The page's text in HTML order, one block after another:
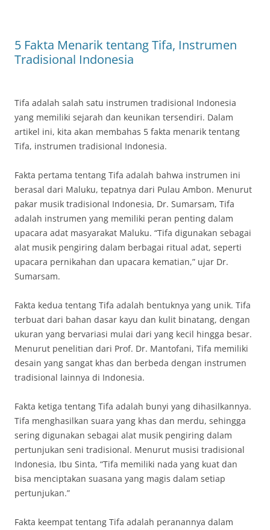
5 Fakta Menarik tentang Tifa, Instrumen
Tradisional Indonesia
Tifa adalah salah satu instrumen tradisional Indonesia
yang memiliki sejarah dan keunikan tersendiri. Dalam
artikel ini, kita akan membahas 5 fakta menarik tentang
Tifa, instrumen tradisional Indonesia.
Fakta pertama tentang Tifa adalah bahwa instrumen ini
berasal dari Maluku, tepatnya dari Pulau Ambon. Menurut
pakar musik tradisional Indonesia, Dr. Sumarsam, Tifa
adalah instrumen yang memiliki peran penting dalam
upacara adat masyarakat Maluku. “Tifa digunakan sebagai
alat musik pengiring dalam berbagai ritual adat, seperti
upacara pernikahan dan upacara kematian,” ujar Dr.
Sumarsam.
Fakta kedua tentang Tifa adalah bentuknya yang unik. Tifa
terbuat dari bahan dasar kayu dan kulit binatang, dengan
ukuran yang bervariasi mulai dari yang kecil hingga besar.
Menurut penelitian dari Prof. Dr. Mantofani, Tifa memiliki
desain yang sangat khas dan berbeda dengan instrumen
tradisional lainnya di Indonesia.
Fakta ketiga tentang Tifa adalah bunyi yang dihasilkannya.
Tifa menghasilkan suara yang khas dan merdu, sehingga
sering digunakan sebagai alat musik pengiring dalam
pertunjukan seni tradisional. Menurut musisi tradisional
Indonesia, Ibu Sinta, “Tifa memiliki nada yang kuat dan
bisa menciptakan suasana yang magis dalam setiap
pertunjukan.”
Fakta keempat tentang Tifa adalah peranannya dalam